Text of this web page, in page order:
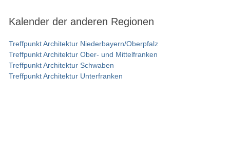
Kalender der anderen Regionen
Treffpunkt Architektur Niederbayern/Oberpfalz
Treffpunkt Architektur Ober- und Mittelfranken
Treffpunkt Architektur Schwaben
Treffpunkt Architektur Unterfranken